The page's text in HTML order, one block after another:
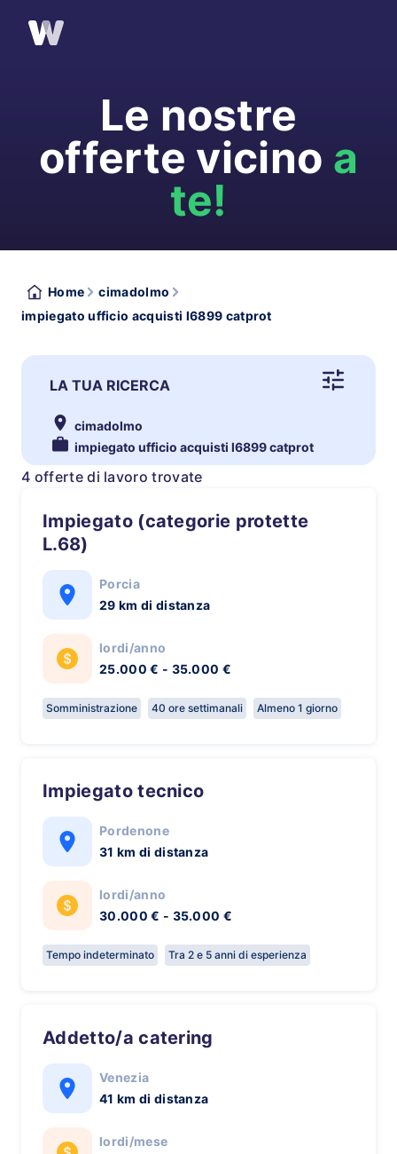
Le nostre
offerte vicino a
te!
Home
cimadolmo
impiegato ufficio acquisti l6899 catprot
LA TUA RICERCA
cimadolmo
impiegato ufficio acquisti l6899 catprot
4 offerte di lavoro trovate
Impiegato (categorie protette
L.68)
Porcia
29 km di distanza
lordi/anno
25.000 € - 35.000 €
Somministrazione 40 ore settimanali Almeno 1 giorno
Impiegato tecnico
Pordenone
31 km di distanza
lordi/anno
30.000 € - 35.000 €
Tempo indeterminato Tra 2 e 5 anni di esperienza
Addetto/a catering
Venezia
41 km di distanza
lordi/mese